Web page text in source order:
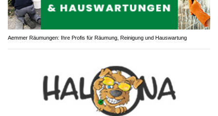
Aemmer Räumungen: Ihre Profis für Räumung, Reinigung und Hauswartung